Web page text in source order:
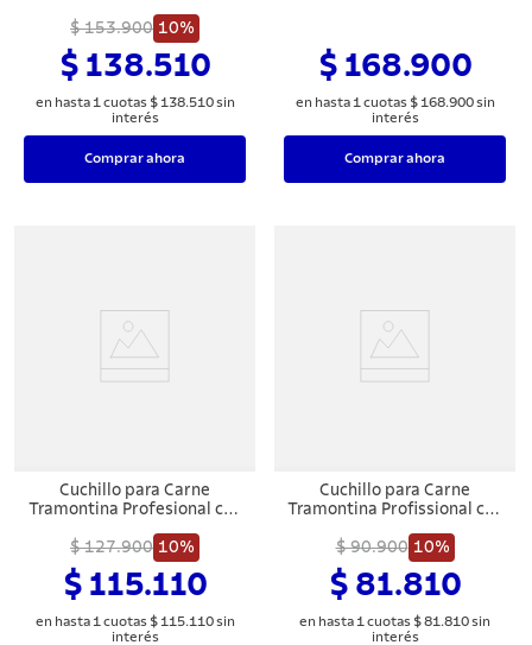
y Mango en Polipropileno
Blanco
$ 153.900 10%
$ 138.510
en hasta 1 cuotas $ 138.510sin
interés
Comprar ahora
Polipropileno Blanco
$ 168.900
en hasta 1 cuotas $ 168.900sin
interés
Comprar ahora
Cuchillo para Carne
Tramontina Profesional con
y Mango de Polipropileno
Blanco 8"
$ 127.900 10%
$ 115.110
en hasta 1 cuotas $ 115.110sin
interés
Cuchillo para Carne
Tramontina Profissional con
y Mango de Polipropileno
Blanco con Protección
Antimicrobiana 8"
$ 90.900 10%
$ 81.810
en hasta 1 cuotas $81 .810sin
interés